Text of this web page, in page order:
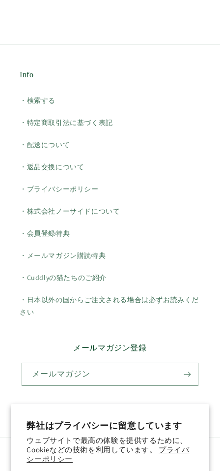
弊社はプライバシーに留意しています
ウェブサイトで最高の体験を提供するために、
Cookieなどの技術を利用しています。 プライバ
シーポリシー
Info
・検索する
・特定商取引法に基づく表記
・配送について
・返品交換について
・プライバシーポリシー
・株式会社ノーサイドについて
・会員登録特典
・メールマガジン購読特典
・Cuddlyの猫たちのご紹介
・日本以外の国からご注文される場合は必ずお読みくだ
さい
メールマガジン登録
メールマガジン
国/地域